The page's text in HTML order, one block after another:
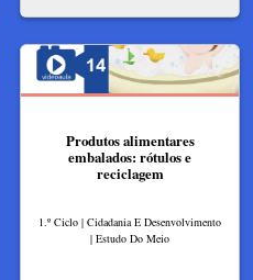
Produtos alimentares
embalados: rótulos e
reciclagem
1.º Ciclo | Cidadania E Desenvolvimento
| Estudo Do Meio